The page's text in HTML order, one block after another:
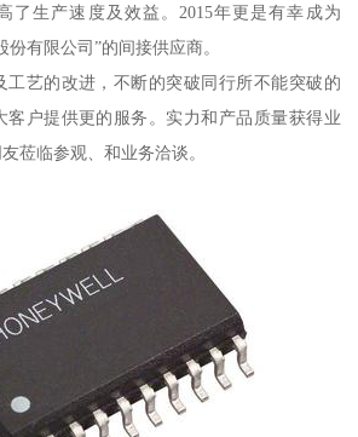
了生产速度及效益。2015年更是有幸成为
有限公司”的间接供应商。
工艺的改进，不断的突破同行所不能突破的
客户提供更的服务。实力和产品质量获得业
莅临参观、和业务洽谈。